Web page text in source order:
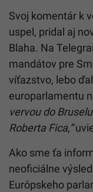
Svoj komentár k
uspel, pridal aj
Blaha. Na
mandátov pre
víťazstvo, lebo
europarlamentu
vervou do
Roberta Fica,“
Ako sme ťa
neoficiálne
Európskeho